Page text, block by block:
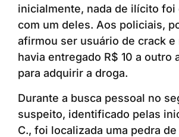
inicialmente, nada de ilícito foi
com um deles. Aos policiais,
afirmou ser usuário de crack e
havia entregado R$ 10 a outro
para adquirir a droga.
Durante a busca pessoal no
suspeito, identificado pelas
C., foi localizada uma pedra